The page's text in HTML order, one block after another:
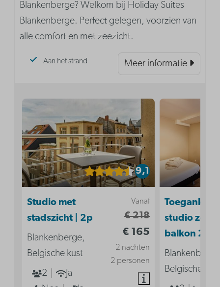
Blankenberge? Welkom bij Holiday Suites
Blankenberge. Perfect gelegen, voorzien van
alle comfort en met zeezicht.
Aan het strand Meer informatie
9,1
Vanaf
€ 218
€ 165
2 nachten
2 personen
Studio met
stadszicht | 2p
Blankenberge,
Belgische kust
2
Ja
studio
balkon 2p
Belgische